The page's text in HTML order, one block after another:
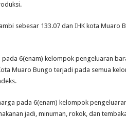
sebesar 133.07 dan IHK kota Muaro
6(enam) kelompok pengeluaran
Muaro Bungo terjadi pada semua
pada 6(enam) kelompok
jadi, minuman, rokok, dan